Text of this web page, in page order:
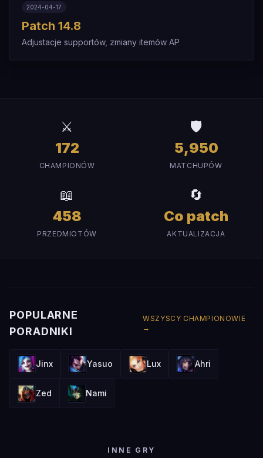
2024-04-17
Patch 14.8
Adjustacje supportów, zmiany itemów AP
⚔️
172
CHAMPIONÓW
🛡️
5,950
MATCHUPÓW
📖
458
PRZEDMIOTÓW
🔄
Co patch
AKTUALIZACJA
POPULARNE
PORADNIKI
WSZYSCY CHAMPIONOWIE
→
Jinx Yasuo Lux Ahri
Zed Nami
INNE GRY